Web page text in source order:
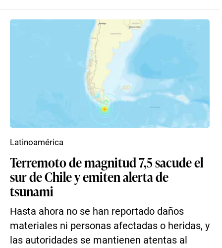
Terremoto de magnitud 7,5 sacude el
sur de Chile y emiten alerta de
tsunami
Hasta ahora no se han reportado daños
materiales ni personas afectadas o heridas, y
las autoridades se mantienen atentas al
Latinoamérica